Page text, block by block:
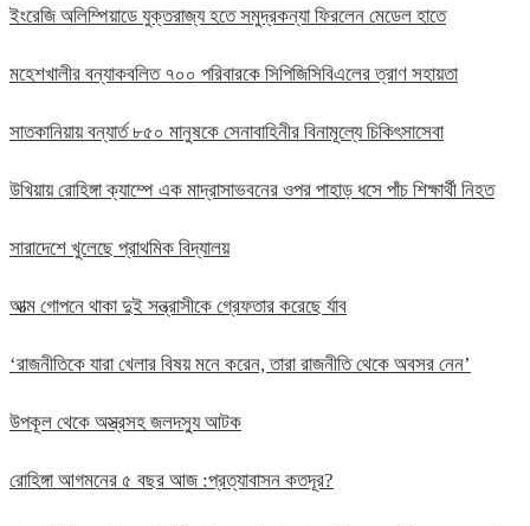
ইংরেজি অলিম্পিয়াডে যুক্তরাজ্য হতে সমুদ্রকন্যা ফিরলেন মেডেল হাতে
মহেশখালীর বন্যাকবলিত ৭০০ পরিবারকে সিপিজিসিবিএলের ত্রাণ সহায়তা
সাতকানিয়ায় বন্যার্ত ৮৫০ মানুষকে সেনাবাহিনীর বিনামূল্যে চিকিৎসাসেবা
উখিয়ায় রোহিঙ্গা ক্যাম্পে এক মাদ্রাসাভবনের ওপর পাহাড় ধসে পাঁচ শিক্ষার্থী নিহত
সারাদেশে খুলেছে প্রাথমিক বিদ্যালয়
আত্ম গোপনে থাকা দুই সন্ত্রাসীকে গ্রেফতার করেছে র্যাব
‘রাজনীতিকে যারা খেলার বিষয় মনে করেন, তারা রাজনীতি থেকে অবসর নেন’
উপকূল থেকে অস্ত্রসহ জলদস্যু আটক
রোহিঙ্গা আগমনের ৫ বছর আজ :প্রত্যাবাসন কতদূর?